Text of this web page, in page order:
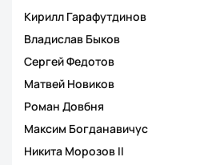
Кирилл Гарафутдинов
Владислав Быков
Сергей Федотов
Матвей Новиков
Роман Довбня
Максим Богданавичус
Никита Морозов II